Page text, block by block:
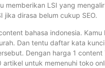
memberikan LSI yang
dirasa belum cukup SEO.
bahasa indonesia. Kamu
Dan tentu daftar kata
Dengan harga 1 content
untuk memenuhi toko